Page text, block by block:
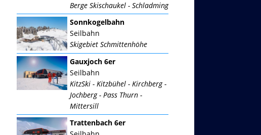
Berge Skischaukel - Schladming
Sonnkogelbahn
Seilbahn
Skigebiet Schmittenhöhe
Gauxjoch 6er
Seilbahn
KitzSki - Kitzbühel - Kirchberg -
Jochberg - Pass Thurn -
Mittersill
Trattenbach 6er